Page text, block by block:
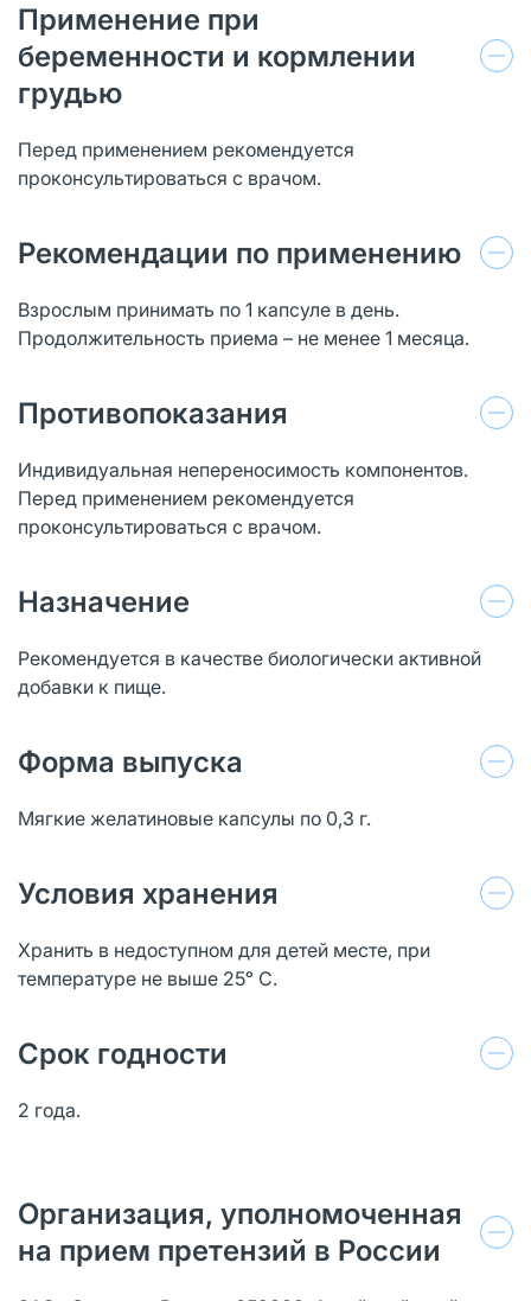
Применение при
беременности и кормлении
грудью
Перед применением рекомендуется
проконсультироваться с врачом.
Рекомендации по применению
Взрослым принимать по 1 капсуле в день.
Продолжительность приема – не менее 1 месяца.
Противопоказания
Индивидуальная непереносимость компонентов.
Перед применением рекомендуется
проконсультироваться с врачом.
Назначение
Рекомендуется в качестве биологически активной
добавки к пище.
Форма выпуска
Мягкие желатиновые капсулы по 0,3 г.
Условия хранения
Хранить в недоступном для детей месте, при
температуре не выше 25ᵒ С.
Срок годности
2 года.
Организация, уполномоченная
на прием претензий в России